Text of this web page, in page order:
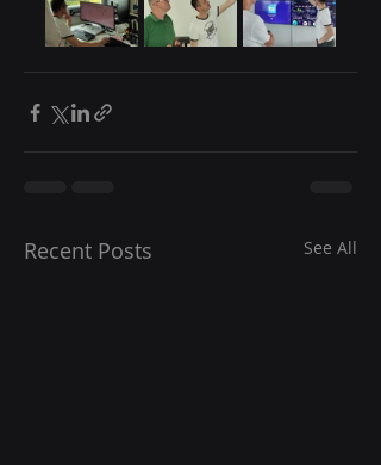
Recent Posts See All